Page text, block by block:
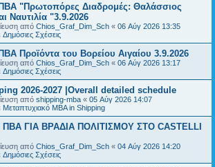
"Πρωτοπόρες Διαδρομές: Θαλάσσιος
Ναυτιλία "3.9.2026
από Chios_Graf_Dim_Sch « 06 Αύγ 2026 13:35
Δημόσιες Σχέσεις
Προϊόντα του Βορείου Αιγαίου 3.9.2026
από Chios_Graf_Dim_Sch « 06 Αύγ 2026 13:17
Δημόσιες Σχέσεις
2026-2027 |Overall detailed schedule
από shipping-mba « 05 Αύγ 2026 14:07
Μεταπτυχιακό MBA in Shipping
ΓΙΑ ΒΡΑΔΙΑ ΠΟΛΙΤΙΣΜΟΥ ΣΤΟ CASTELLI
από Chios_Graf_Dim_Sch « 04 Αύγ 2026 14:20
Δημόσιες Σχέσεις